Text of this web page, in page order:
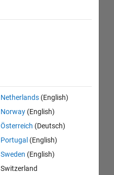
Netherlands(English)
Norway(English)
Österreich (Deutsch)
Portugal (English)
Sweden (English)
Switzerland